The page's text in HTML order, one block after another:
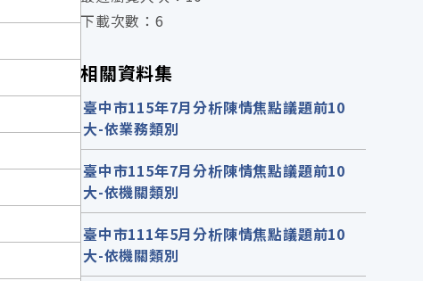
下載次數：6
相關資料集
臺中市115年7月分析陳情焦點議題前10
大-依業務類別
臺中市115年7月分析陳情焦點議題前10
大-依機關類別
臺中市111年5月分析陳情焦點議題前10
大-依機關類別